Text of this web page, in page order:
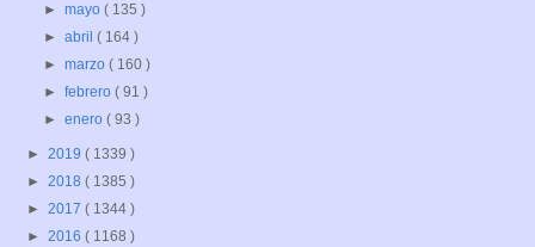
►mayo( 135 )
►abril( 164 )
►marzo( 160 )
►febrero( 91 )
►enero( 93 )
► 2019 ( 1339 )
► 2018 ( 1385 )
► 2017 ( 1344 )
► 2016 ( 1168 )